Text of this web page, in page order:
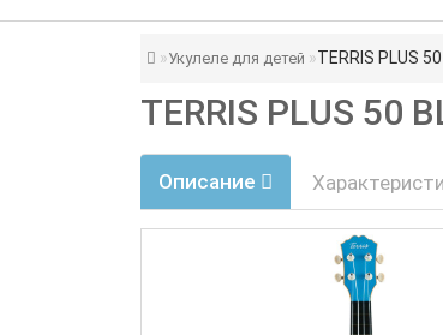
Укулеле для детей TERRIS PLUS
TERRIS PLUS
Описание